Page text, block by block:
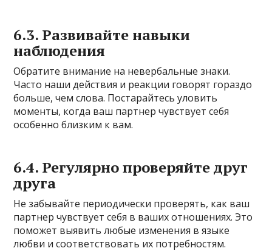
6.3. Развивайте навыки
наблюдения
Обратите внимание на невербальные знаки.
Часто наши действия и реакции говорят гораздо
больше, чем слова. Постарайтесь уловить
моменты, когда ваш партнер чувствует себя
особенно близким к вам.
6.4. Регулярно проверяйте друг
друга
Не забывайте периодически проверять, как ваш
партнер чувствует себя в ваших отношениях. Это
поможет выявить любые изменения в языке
любви и соответствовать их потребностям.